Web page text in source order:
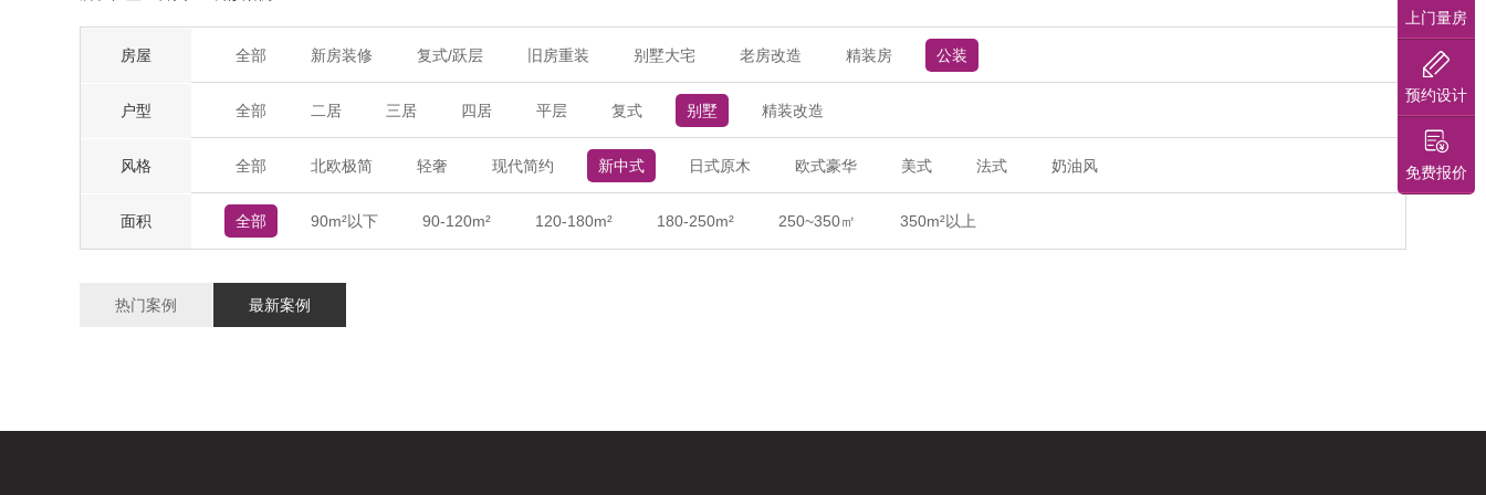
房屋 全部 新房装修 复式/跃层 旧房重装 别墅大宅 老房改造 精装房 公装
户型 全部 二居 三居 四居 平层 复式 别墅 精装改造
风格 全部 北欧极简 轻奢 现代简约 新中式 日式原木 欧式豪华 美式 法式 奶油风
面积 全部 90m²以下 90-120m² 120-180m² 180-250m² 250~350㎡ 350m²以上
热门案例 最新案例
上门量房
预约设计
免费报价